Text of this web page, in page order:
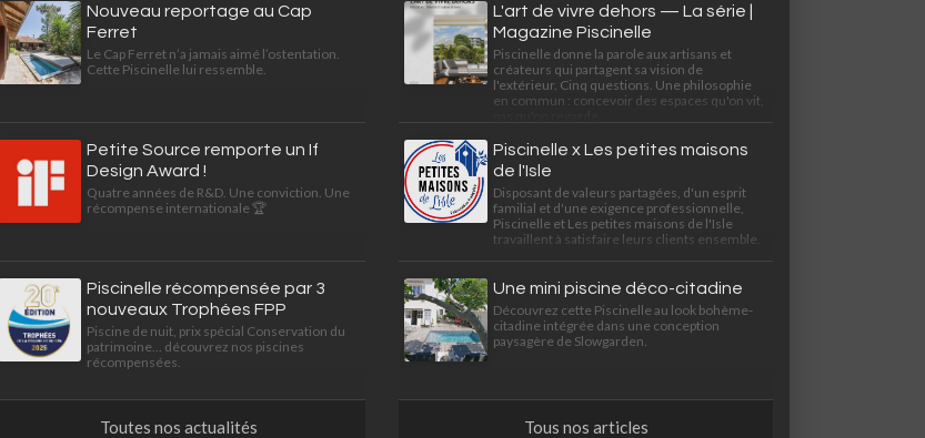
Nouveau reportage au Cap
Ferret
Le Cap Ferret n’a jamais aimé l’ostentation.
Cette Piscinelle lui ressemble.
Petite Source remporte un If
Design Award !
Quatre années de R&D. Une conviction. Une
récompense internationale 🏆
Piscinelle récompensée par 3
nouveaux Trophées FPP
Piscine de nuit, prix spécial Conservation du
patrimoine... découvrez nos piscines
récompensées.
Toutes nos actualités
L'art de vivre dehors — La série |
Magazine Piscinelle
Piscinelle donne la parole aux artisans et
créateurs qui partagent sa vision de
l'extérieur. Cinq questions. Une philosophie
en commun : concevoir des espaces qu'on vit,
Piscinelle x Les petites maisons
de l'Isle
Disposant de valeurs partagées, d'un esprit
familial et d'une exigence professionnelle,
Piscinelle et Les petites maisons de l'Isle
travaillent à satisfaire leurs clients ensemble.
Une mini piscine déco-citadine
Découvrez cette Piscinelle au look bohème-
citadine intégrée dans une conception
paysagère de Slowgarden.
Tous nos articles